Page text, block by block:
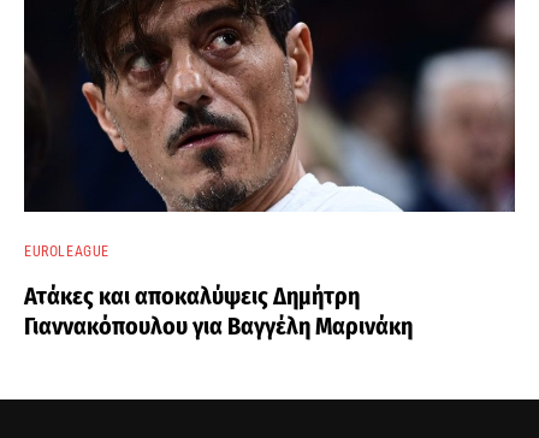
EUROLEAGUE
Ατάκες και αποκαλύψεις Δημήτρη
Γιαννακόπουλου για Βαγγέλη Μαρινάκη